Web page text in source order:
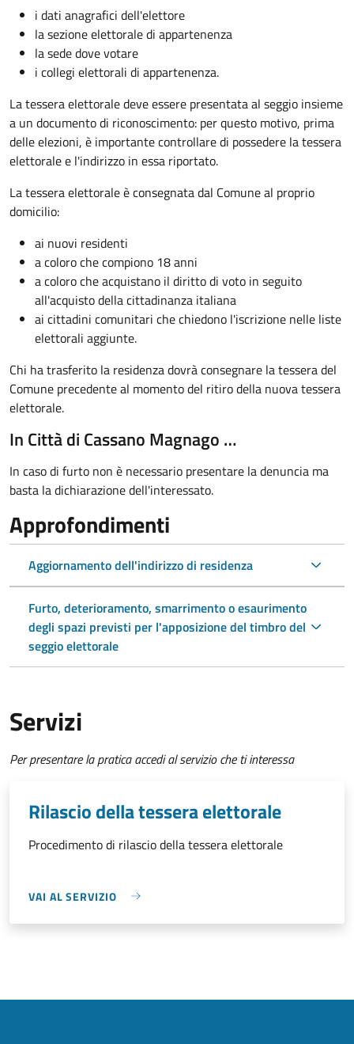
i dati anagrafici dell'elettore
la sezione elettorale di appartenenza
la sede dove votare
i collegi elettorali di appartenenza.
La tessera elettorale deve essere presentata al seggio insieme
a un documento di riconoscimento: per questo motivo, prima
delle elezioni, è importante controllare di possedere la tessera
elettorale e l'indirizzo in essa riportato.
La tessera elettorale è consegnata dal Comune al proprio
domicilio:
ai nuovi residenti
a coloro che compiono 18 anni
a coloro che acquistano il diritto di voto in seguito
all'acquisto della cittadinanza italiana
ai cittadini comunitari che chiedono l'iscrizione nelle liste
elettorali aggiunte.
Chi ha trasferito la residenza dovrà consegnare la tessera del
Comune precedente al momento del ritiro della nuova tessera
elettorale.
In Città di Cassano Magnago …
In caso di furto non è necessario presentare la denuncia ma
basta la dichiarazione dell'interessato.
Approfondimenti
Aggiornamento dell'indirizzo di residenza
Furto, deterioramento, smarrimento o esaurimento
degli spazi previsti per l'apposizione del timbro del
seggio elettorale
Servizi
Per presentare la pratica accedi al servizio che ti interessa
Rilascio della tessera elettorale
Procedimento di rilascio della tessera elettorale
VAI AL SERVIZIO